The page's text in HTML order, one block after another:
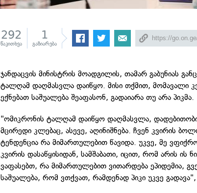
292
წაკითხვა
1
გაზიარება
ჯანდაცვის მინისტრის მოადგილის, თამარ გაბუნიას
ტალღამ დაღმასვლა დაიწყო. მისი თქმით, მომავალი
ექნებათ საშუალება შეაფასონ, გადაიარა თუ არა პიკმა.
"ომიკრონის ტალღამ დაიწყო დაღმასვლა,
მცირედი კლებაც, ასევე, აღინიშნება. ჩვენ კვირის
ტენდენცია რა მიმართულებით წავიდა. უკვე, მე
კვირის დასაწყისიდან, სამშაბათი, იცით, რომ არის ის
ვაფასებთ, რა მიმართულებით ვითარდება ეპიდემია,
საშუალება, რომ ვთქვათ, რამდენად პიკი უკვე